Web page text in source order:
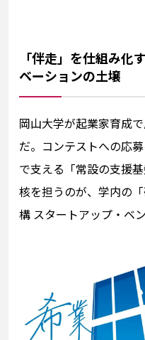
「伴走」を仕組み化
ベーションの土壌
岡山大学が起業家育成
だ。コンテストへの応
で支える「常設の支援
核を担うのが、学内の
構 スタートアップ・ベ